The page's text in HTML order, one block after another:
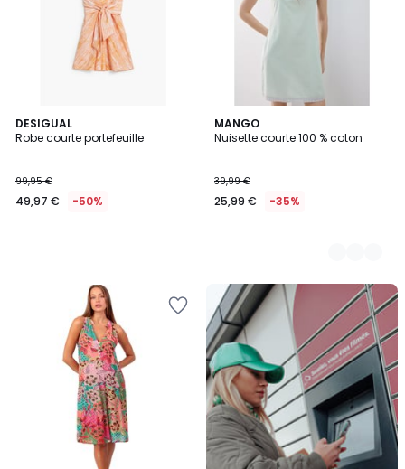
DESIGUAL
Robe courte portefeuille
99,95 €
49,97 € -50%
MANGO
Nuisette courte 100 % coton
39,99 €
25,99 € -35%
3
Couleurs
Nouveau
Livraison
en
Locker
Mondial
Relay